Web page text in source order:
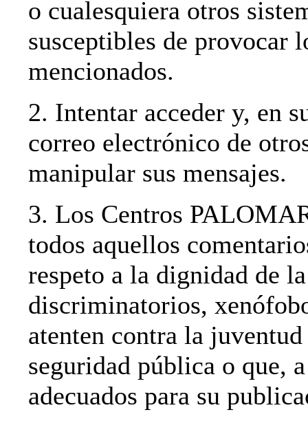
o cualesquiera otros
susceptibles de provocar
mencionados.
2. Intentar acceder y, en
correo electrónico de
manipular sus mensajes.
3. Los Centros
todos aquellos
respeto a la dignidad de
discriminatorios,
atenten contra la
seguridad pública o que,
adecuados para su